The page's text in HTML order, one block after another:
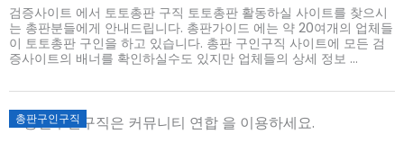
검증사이트 에서 토토총판 구직 토토총판 활동하실 사이트를 찾으시
는 총판분들에게 안내드립니다. 총판가이드 에는 약 20여개의 업체들
이 토토총판 구인을 하고 있습니다. 총판 구인구직 사이트에 모든 검
증사이트의 배너를 확인하실수도 있지만 업체들의 상세 정보 ...
총판구인구직
Posted
on